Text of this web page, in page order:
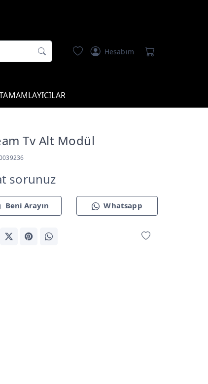
Hesabım
Tv Alt Modül
sorunuz
Beni Arayın Whatsapp